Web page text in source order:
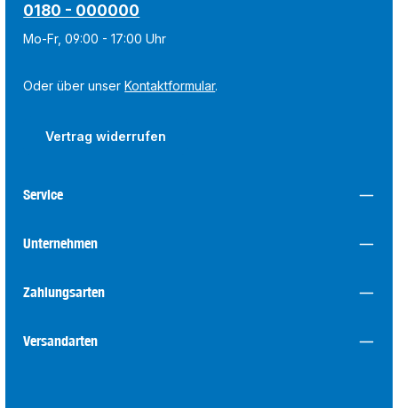
0180 - 000000
Mo-Fr, 09:00 - 17:00 Uhr
Oder über unserKontaktformular.
Vertrag widerrufen
Service
Unternehmen
Zahlungsarten
Versandarten